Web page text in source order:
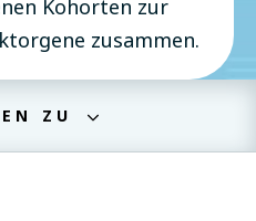
Kohorten zur
zusammen.
ZU